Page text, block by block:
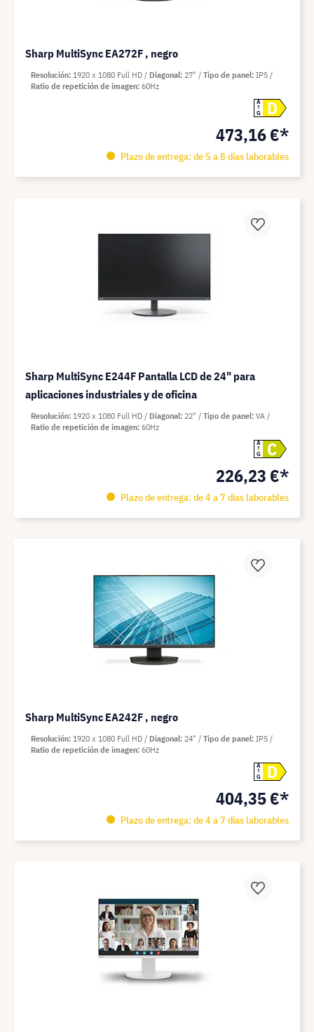
Sharp MultiSync EA272F , negro
A
G
D
473,16 €*
Plazo de entrega: de 5 a 8 días laborables
Resolución 1920 x 1080 Full HD Diagonal 27" Tipo de panel IPS
Ratio de repetición de imagen 60Hz
Sharp MultiSync E244F Pantalla LCD de 24" para
aplicaciones industriales y de oficina
A
G
C
226,23 €*
Plazo de entrega: de 4 a 7 días laborables
Resolución 1920 x 1080 Full HD Diagonal 22" Tipo de panel VA
Ratio de repetición de imagen 60Hz
Sharp MultiSync EA242F , negro
A
G
D
404,35 €*
Plazo de entrega: de 4 a 7 días laborables
Resolución 1920 x 1080 Full HD Diagonal 24" Tipo de panel IPS
Ratio de repetición de imagen 60Hz